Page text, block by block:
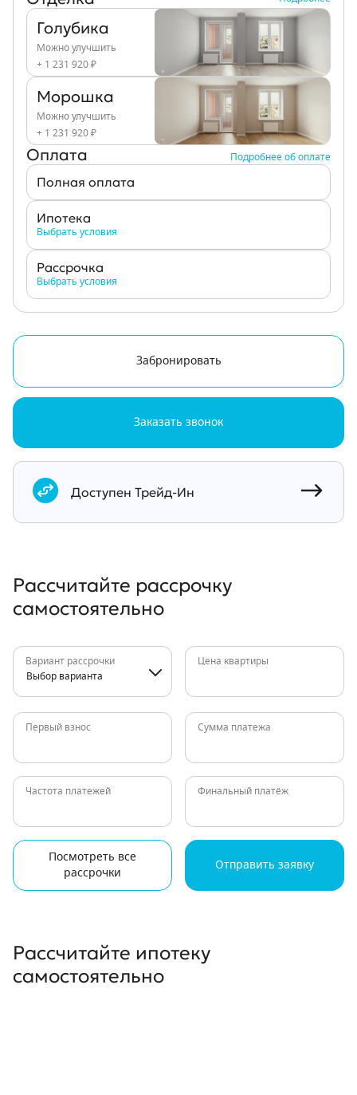
Голубика
Можно улучшить
+ 1 231 920 ₽
Морошка
Можно улучшить
+ 1 231 920 ₽
Оплата Подробнее об оплате
Полная оплата
Ипотека
Выбрать условия
Рассрочка
Выбрать условия
Забронировать
Заказать звонок
Документы
Доступен Трейд-Ин
Рассчитайте рассрочку
самостоятельно
Вариант рассрочки
Выбор варианта
Цена квартиры
Первый взнос Сумма платежа
Частота платежей Финальный платёж
Посмотреть все
рассрочки
Отправить заявку
Рассчитайте ипотеку
самостоятельно